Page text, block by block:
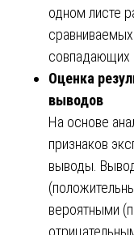
одном листе
совпадающих
Оценка
выводов
На основе
признаков
выводы.
вероятными